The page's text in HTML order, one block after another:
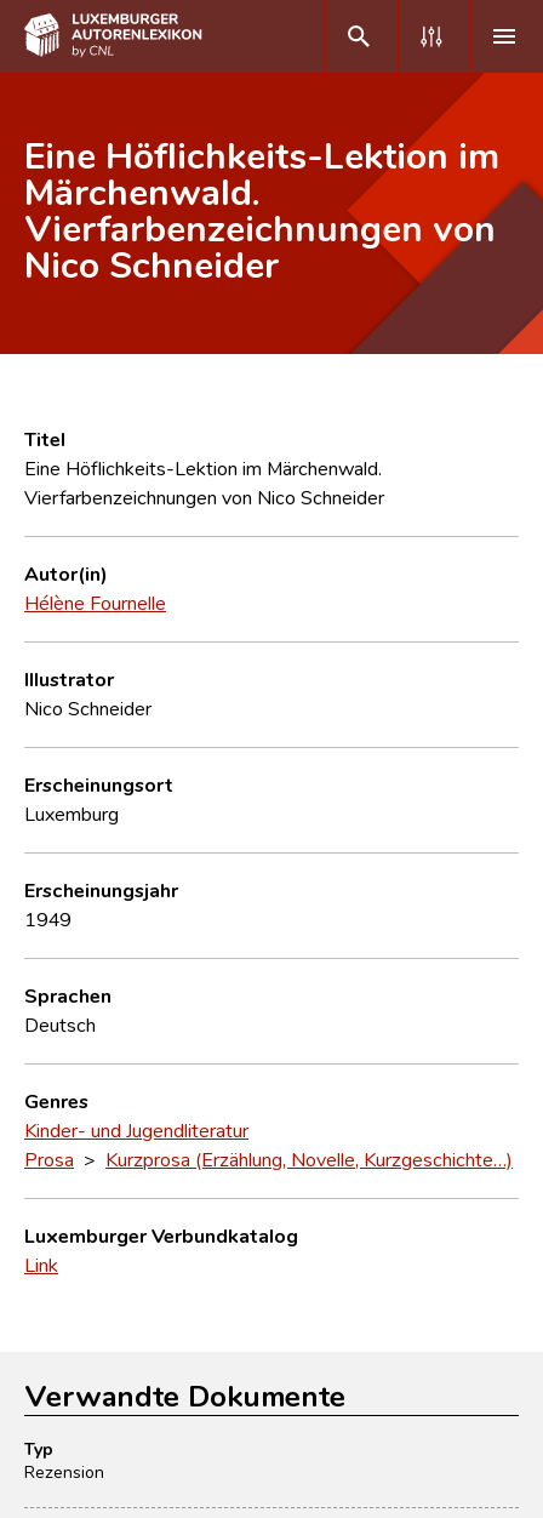
DE FR
Home
Autor(inn)en A-Z
Forschungsgruppe
Eine Höflichkeits-Lektion im
Märchenwald.
Vierfarbenzeichnungen von
Nico Schneider
Titel
Eine Höflichkeits-Lektion im Märchenwald.
Vierfarbenzeichnungen von Nico Schneider
Autor(in)
Hélène Fournelle
Illustrator
Nico Schneider
Erscheinungsort
Luxemburg
Erscheinungsjahr
1949
Sprachen
Deutsch
Genres
Kinder- und Jugendliteratur
Prosa > Kurzprosa (Erzählung, Novelle, Kurzgeschichte…)
Luxemburger Verbundkatalog
Link
Verwandte Dokumente
Typ
Rezension